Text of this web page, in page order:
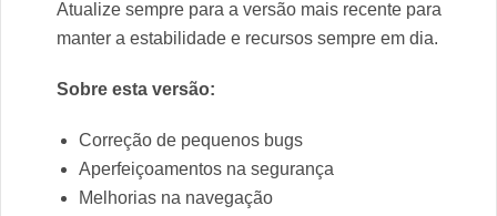
Atualize sempre para a versão mais recente para
manter a estabilidade e recursos sempre em dia.
Sobre esta versão:
Correção de pequenos bugs
Aperfeiçoamentos na segurança
Melhorias na navegação